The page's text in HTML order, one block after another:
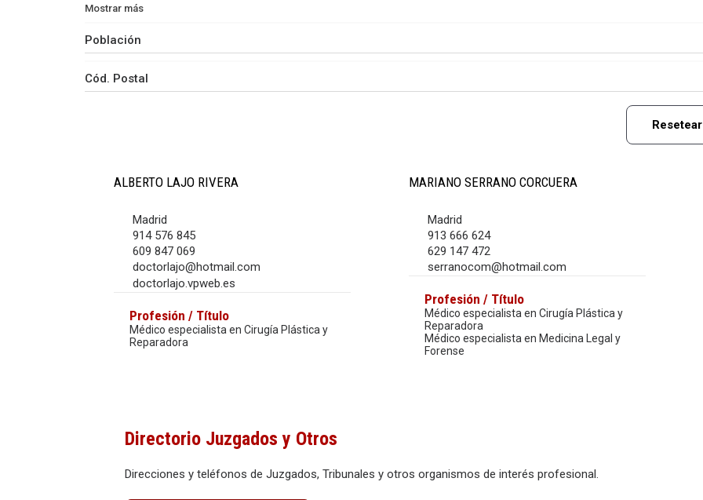
Mostrar más
ALBERTO LAJO RIVERA
Madrid
914 576 845
609 847 069
doctorlajo@hotmail.com
doctorlajo.vpweb.es
Profesión / Título
Médico especialista en Cirugía Plástica y
Reparadora
MARIANO SERRANO CORCUERA
Madrid
913 666 624
629 147 472
serranocom@hotmail.com
Profesión / Título
Médico especialista en Cirugía Plástica y
Reparadora
Médico especialista en Medicina Legal y
Forense
Directorio Juzgados y Otros
Direcciones y teléfonos de Juzgados, Tribunales y otros organismos de interés profesional.